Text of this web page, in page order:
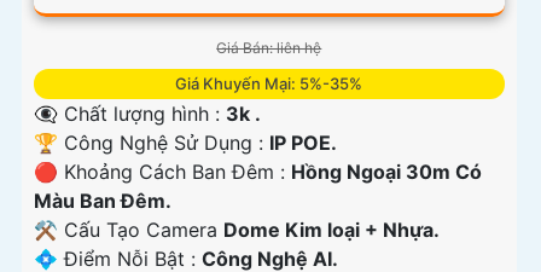
Giá Bán: liên hệ
Giá Khuyến Mại: 5%-35%
👁️‍🗨 Chất lượng hình : 3k .
🏆 Công Nghệ Sử Dụng : IP POE.
🔴 Khoảng Cách Ban Đêm : Hồng Ngoại 30m Có
Màu Ban Ðêm.
⚒ Cấu Tạo Camera Dome Kim loại + Nhựa.
️💠 Điểm Nỗi Bật : Công Nghệ AI.